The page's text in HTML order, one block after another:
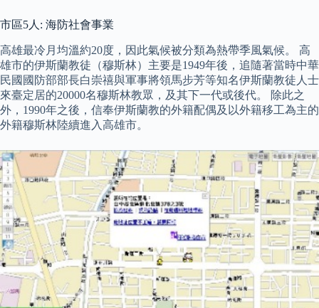
市區5人: 海防社會事業
高雄最冷月均溫約20度，因此氣候被分類為熱帶季風氣候。 高
雄市的伊斯蘭教徒（穆斯林）主要是1949年後，追隨著當時中華
民國國防部部長白崇禧與軍事將領馬步芳等知名伊斯蘭教徒人士
來臺定居的20000名穆斯林教眾，及其下一代或後代。 除此之
外，1990年之後，信奉伊斯蘭教的外籍配偶及以外籍移工為主的
外籍穆斯林陸續進入高雄市。